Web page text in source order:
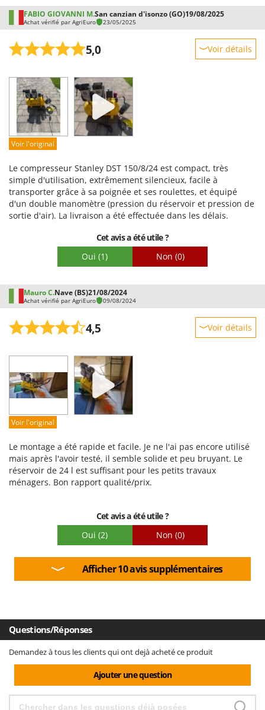
FABIO GIOVANNI M.San canzian d'isonzo (GO)19/08/2025
Achat vérifié par AgriEuro 23/05/2025
5,0 Voir détails
Prestations
Facilité d'utilisation
Qualité / Prix
Facilité de montage
Voir l'original
Le compresseur Stanley DST 150/8/24 est compact, très
simple d'utilisation, extrêmement silencieux, facile à
transporter grâce à sa poignée et ses roulettes, et équipé
d'un double manomètre (pression du réservoir et pression de
sortie d'air). La livraison a été effectuée dans les délais.
Cet avis a été utile ?
Oui (1) Non (0)
Mauro C.Nave (BS)21/08/2024
Achat vérifié par AgriEuro 09/08/2024
4,5 Voir détails
Facilité d'utilisation
Qualité / Prix
Facilité de montage
Voir l'original
Le montage a été rapide et facile. Je ne l'ai pas encore utilisé
mais après l'avoir testé, il semble solide et peu bruyant. Le
réservoir de 24 l est suffisant pour les petits travaux
ménagers. Bon rapport qualité/prix.
Cet avis a été utile ?
Oui (2) Non (0)
Afficher 10 avis supplémentaires
Questions/Réponses
Demandez à tous les clients qui ont dejà acheté ce produit
Ajouter une question